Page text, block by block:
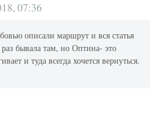
07:36
описали маршрут и вся статья
бывала там, но Оптина- это
и туда всегда хочется вернуться.